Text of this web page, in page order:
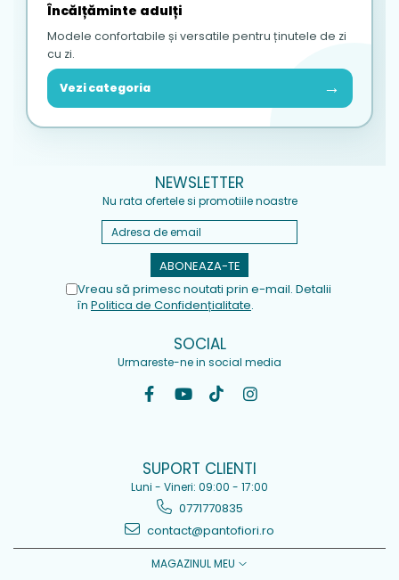
Încălțăminte adulți
Modele confortabile și versatile pentru ținutele de zi
cu zi.
Vezi categoria →
NEWSLETTER
Nu rata ofertele si promotiile noastre
Vreau să primesc noutati prin e-mail. Detalii
în Politica de Confidențialitate.
SOCIAL
Urmareste-ne in social media
SUPORT CLIENTI
Luni - Vineri: 09:00 - 17:00
0771770835
contact@pantofiori.ro
MAGAZINUL MEU